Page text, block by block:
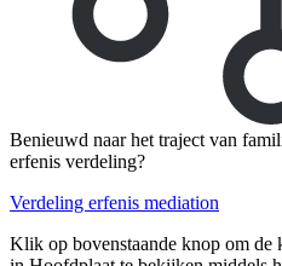
Benieuwd naar het traject van
erfenis verdeling?
Verdeling erfenis mediation
Klik op bovenstaande knop om de